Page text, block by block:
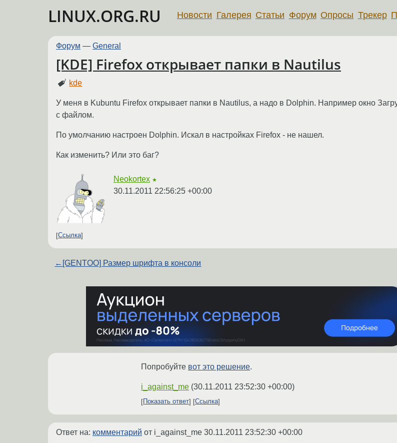
LINUX.ORG.RU Новости Галерея Статьи Форум Опросы Трекер
Форум — General
[KDE] Firefox открывает папки в Nautilus
kde
У меня в Kubuntu Firefox открывает папки в Nautilus, а надо в Dolphin. Например окно
с файлом.
По умолчанию настроен Dolphin. Искал в настройках Firefox - не нашел.
Как изменить? Или это баг?
Neokortex ★
30.11.2011 22:56:25 +00:00
Ссылка
← [GENTOO] Размер шрифта в консоли
Попробуйте вот это решение.
i_against_me (30.11.2011 23:52:30 +00:00)
Показать ответ Ссылка
Ответ на: комментарий от i_against_me 30.11.2011 23:52:30 +00:00